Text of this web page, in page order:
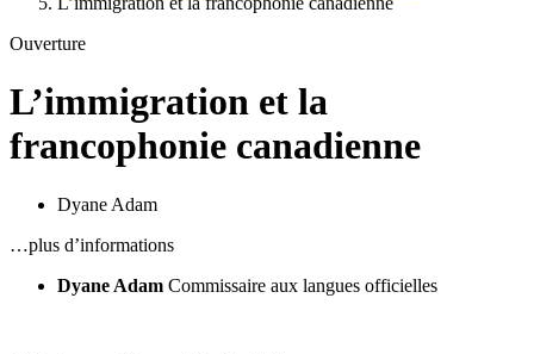
Ouverture
L’immigration et la
francophonie canadienne
Dyane Adam
…plus d’informations
Dyane Adam Commissaire aux langues officielles